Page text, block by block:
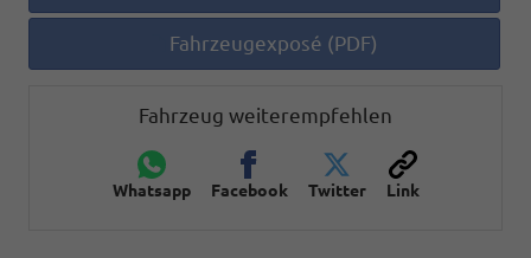
Fahrzeugexposé (PDF)
Fahrzeug weiterempfehlen
Whatsapp Facebook Twitter Link